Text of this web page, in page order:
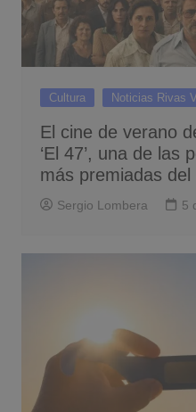
Cultura Noticias Rivas
El cine de verano
‘El 47’, una de las
más premiadas del
Sergio Lombera 5